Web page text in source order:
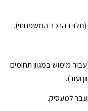
יזמות עסקית על סך 20,000 ₪ (עבור מימוש במגוון תחומים
ועוד).